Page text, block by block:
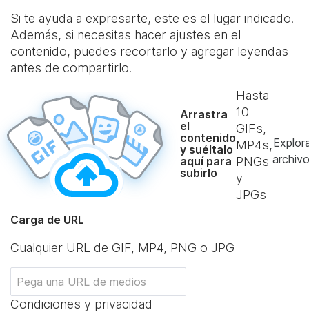
Si te ayuda a expresarte, este es el lugar indicado.
Además, si necesitas hacer ajustes en el
contenido, puedes recortarlo y agregar leyendas
antes de compartirlo.
Arrastra
el
contenido
y suéltalo
aquí para
subirlo
Hasta
10
GIFs,
MP4s,
PNGs
y
JPGs
Carga de URL
Cualquier URL de GIF, MP4, PNG o JPG
Condiciones y privacidad